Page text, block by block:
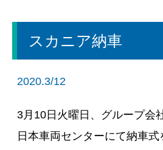
スカニア納車
2020.3/12
3月10日火曜日、グループ会
日本車両センターにて納車式